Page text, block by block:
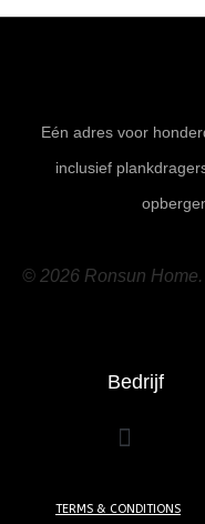
Eén adres voor
inclusief
© 2026 Ronsun
Bedrijf
TERMS & CONDITIONS